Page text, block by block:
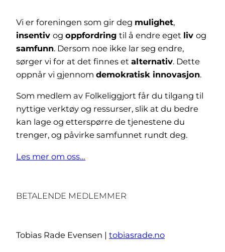
Vi er foreningen som gir deg mulighet,
insentiv og oppfordring til å endre eget liv og
samfunn. Dersom noe ikke lar seg endre,
sørger vi for at det finnes et alternativ. Dette
oppnår vi gjennom demokratisk innovasjon.
Som medlem av Folkeliggjort får du tilgang til
nyttige verktøy og ressurser, slik at du bedre
kan lage og etterspørre de tjenestene du
trenger, og påvirke samfunnet rundt deg.
Les mer om oss…
BETALENDE MEDLEMMER
Tobias Rade Evensen | tobiasrade.no